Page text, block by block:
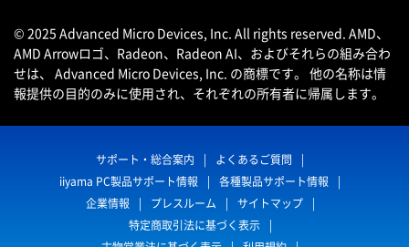
© 2025 Advanced Micro Devices, Inc. All rights reserved. AMD、
AMD Arrowロゴ、Radeon、Radeon AI、およびそれらの組み合わ
せは、 Advanced Micro Devices, Inc. の商標です。 他の名称は情
報提供の目的のみに使用され、それぞれの所有者に帰属します。
サポート・総合案内
よくあるご質問
iiyama PC製品サポート情報
各種製品サポート情報
企業情報
プレスルーム
サイトマップ
特定商取引法に基づく表示